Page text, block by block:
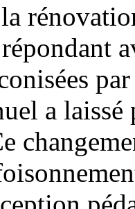
a laissé